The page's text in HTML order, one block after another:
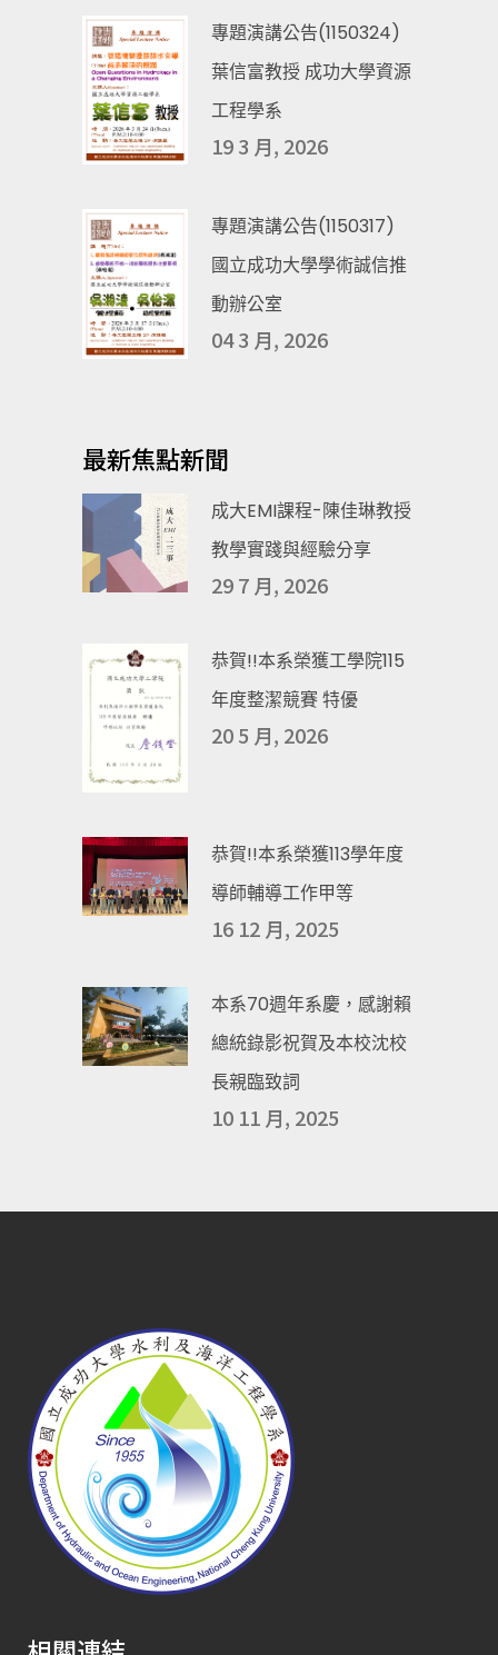
專題演講公告(1150324)
葉信富教授 成功大學資源
工程學系
19 3 月, 2026
專題演講公告(1150317)
國立成功大學學術誠信推
動辦公室
04 3 月, 2026
最新焦點新聞
成大EMI課程-陳佳琳教授
教學實踐與經驗分享
29 7 月, 2026
恭賀!!本系榮獲工學院115
年度整潔競賽 特優
20 5 月, 2026
恭賀!!本系榮獲113學年度
導師輔導工作甲等
16 12 月, 2025
本系70週年系慶，感謝賴
總統錄影祝賀及本校沈校
長親臨致詞
10 11 月, 2025